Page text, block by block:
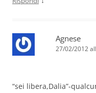
Agnese
27/02/2012
“sei libera,Dalia”-